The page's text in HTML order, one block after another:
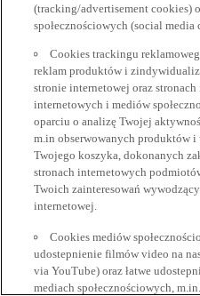
(tracking/advertisement cookies)
społecznościowych (social media
Cookies trackingu
reklam produktów i
stronie internetowej oraz
internetowych i mediów
oparciu o analizę Twojej
m.in obserwowanych produktów i
Twojego koszyka, dokonanych
stronach internetowych
Twoich zainteresowań
internetowej.
Cookies mediów
udostepnienie filmów video na
via YouTube) oraz łatwe
mediach społecznościowych,